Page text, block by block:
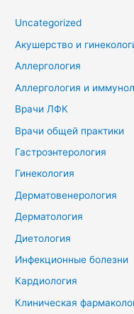
Uncategorized
Акушерство и
Аллергология
Аллергология и
Врачи ЛФК
Врачи общей практики
Гастроэнтерология
Гинекология
Дерматовенерология
Дерматология
Диетология
Инфекционные болезни
Кардиология
Клиническая